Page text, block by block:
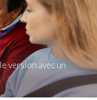
version avec un